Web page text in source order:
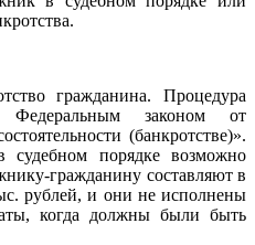
гражданина. Процедура
Федеральным законом от
(банкротстве)».
порядке возможно
гражданину составляют в
рублей, и они не исполнены
когда должны были быть